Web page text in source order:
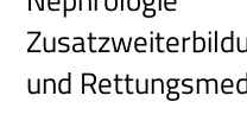
und